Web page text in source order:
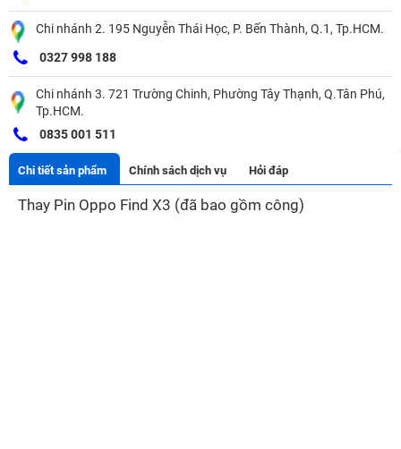
Chi nhánh 2. 195 Nguyễn Thái Học, P. Bến Thành, Q.1, Tp.HCM.
0327 998 188
Chi nhánh 3. 721 Trường Chinh, Phường Tây Thạnh, Q.Tân Phú,
Tp.HCM.
0835 001 511
Chi tiết sản phẩm Chính sách dịch vụ Hỏi đáp
Thay Pin Oppo Find X3 (đã bao gồm công)